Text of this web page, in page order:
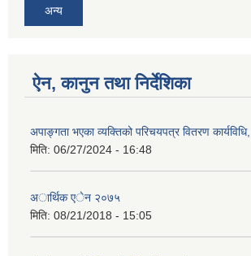
अन्य
ऐन, कानुन तथा निर्देशिका
अपाङ्गता भएका व्यक्तिको परिचयपत्र वितरण
मिति: 06/27/2024 - 16:48
अार्थिक एेन २०७५
मिति: 08/21/2018 - 15:05